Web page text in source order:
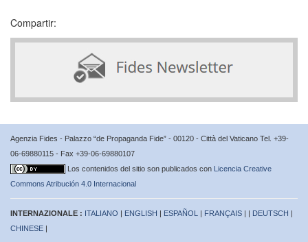
Compartir:
Agenzia Fides - Palazzo “de Propaganda Fide” - 00120 - Città del Vaticano Tel. +39-
06-69880115 - Fax +39-06-69880107
Los contenidos del sitio son publicados con Licencia Creative
Commons Atribución 4.0 Internacional
INTERNAZIONALE : ITALIANO | ENGLISH | ESPAÑOL | FRANÇAIS | | DEUTSCH |
CHINESE |